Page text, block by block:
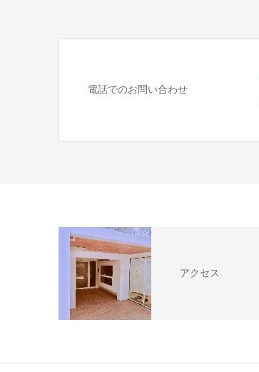
電話でのお問い合わせ
アクセス